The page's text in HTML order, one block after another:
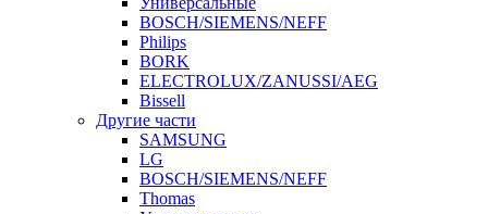
BOSCH/SIEMENS/NEFF
Philips
BORK
ELECTROLUX/ZANUSSI/AEG
Bissell
Другие части
SAMSUNG
LG
BOSCH/SIEMENS/NEFF
Thomas